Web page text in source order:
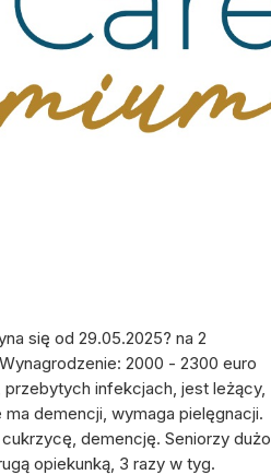
się od 29.05.2025? na 2
2000 - 2300 euro
infekcjach, jest leżący,
demencji, wymaga pielęgnacji.
demencję. Seniorzy dużo
opiekunką, 3 razy w tyg.